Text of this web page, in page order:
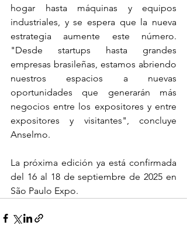
hogar hasta máquinas y equipos
industriales, y se espera que la nueva
estrategia aumente este número.
"Desde startups hasta grandes
empresas brasileñas, estamos abriendo
nuestros espacios a nuevas
oportunidades que generarán más
negocios entre los expositores y entre
expositores y visitantes", concluye
Anselmo.
La próxima edición ya está confirmada
del 16 al 18 de septiembre de 2025 en
São Paulo Expo.